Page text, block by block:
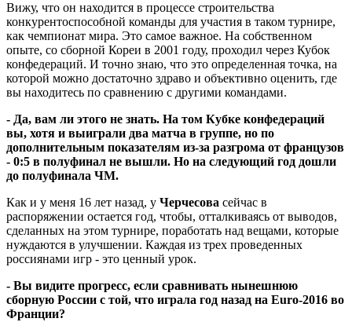
Вижу, что он находится в процессе строительства
конкурентоспособной команды для участия в таком турнире,
как чемпионат мира. Это самое важное. На собственном
опыте, со сборной Кореи в 2001 году, проходил через Кубок
конфедераций. И точно знаю, что это определенная точка, на
которой можно достаточно здраво и объективно оценить, где
вы находитесь по сравнению с другими командами.
- Да, вам ли этого не знать. На том Кубке конфедераций
вы, хотя и выиграли два матча в группе, но по
дополнительным показателям из-за разгрома от французов
- 0:5 в полуфинал не вышли. Но на следующий год дошли
до полуфинала ЧМ.
Как и у меня 16 лет назад, у Черчесова сейчас в
распоряжении остается год, чтобы, отталкиваясь от выводов,
сделанных на этом турнире, поработать над вещами, которые
нуждаются в улучшении. Каждая из трех проведенных
россиянами игр - это ценный урок.
- Вы видите прогресс, если сравнивать нынешнюю
сборную России с той, что играла год назад на Euro-2016 во
Франции?